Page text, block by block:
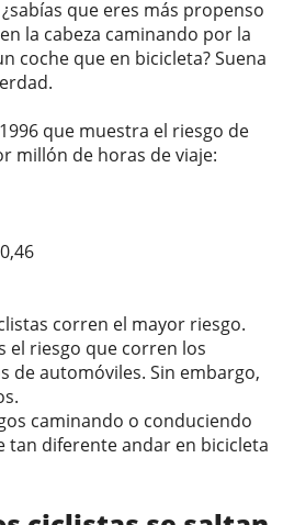
que eres más propenso
la cabeza caminando por la
coche que en bicicleta? Suena
que muestra el riesgo de
millón de horas de viaje:
corren el mayor riesgo.
el riesgo que corren los
de automóviles. Sin embargo,
caminando o conduciendo
tan diferente andar en bicicleta